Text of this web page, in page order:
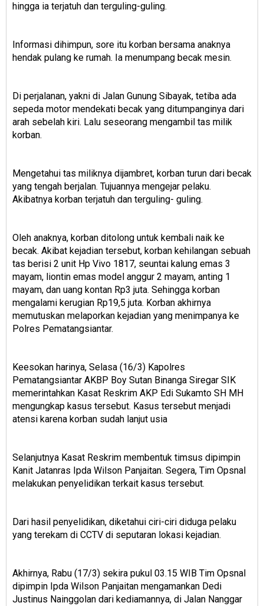
hingga ia terjatuh dan terguling-guling.
Informasi dihimpun, sore itu korban bersama anaknya
hendak pulang ke rumah. Ia menumpang becak mesin.
Di perjalanan, yakni di Jalan Gunung Sibayak, tetiba ada
sepeda motor mendekati becak yang ditumpanginya dari
arah sebelah kiri. Lalu seseorang mengambil tas milik
korban.
Mengetahui tas miliknya dijambret, korban turun dari becak
yang tengah berjalan. Tujuannya mengejar pelaku.
Akibatnya korban terjatuh dan terguling- guling.
Oleh anaknya, korban ditolong untuk kembali naik ke
becak. Akibat kejadian tersebut, korban kehilangan sebuah
tas berisi 2 unit Hp Vivo 1817, seuntai kalung emas 3
mayam, liontin emas model anggur 2 mayam, anting 1
mayam, dan uang kontan Rp3 juta. Sehingga korban
mengalami kerugian Rp19,5 juta. Korban akhirnya
memutuskan melaporkan kejadian yang menimpanya ke
Polres Pematangsiantar.
Keesokan harinya, Selasa (16/3) Kapolres
Pematangsiantar AKBP Boy Sutan Binanga Siregar SIK
memerintahkan Kasat Reskrim AKP Edi Sukamto SH MH
mengungkap kasus tersebut. Kasus tersebut menjadi
atensi karena korban sudah lanjut usia
Selanjutnya Kasat Reskrim membentuk timsus dipimpin
Kanit Jatanras Ipda Wilson Panjaitan. Segera, Tim Opsnal
melakukan penyelidikan terkait kasus tersebut.
Dari hasil penyelidikan, diketahui ciri-ciri diduga pelaku
yang terekam di CCTV di seputaran lokasi kejadian.
Akhirnya, Rabu (17/3) sekira pukul 03.15 WIB Tim Opsnal
dipimpin Ipda Wilson Panjaitan mengamankan Dedi
Justinus Nainggolan dari kediamannya, di Jalan Nanggar